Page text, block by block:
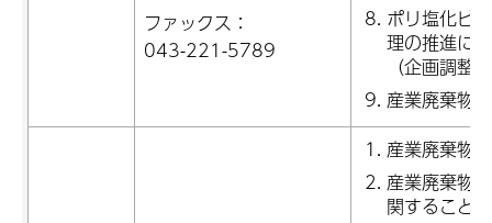
ファックス：
043-221-5789
ポリ塩化ビ
理の推進に
（企画調整
産業廃棄物
産業廃棄物
産業廃棄物
関すること